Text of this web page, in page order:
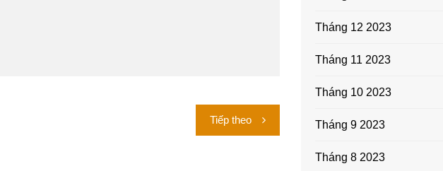
Tiếp theo
Tháng 12 2023
Tháng 11 2023
Tháng 10 2023
Tháng 9 2023
Tháng 8 2023